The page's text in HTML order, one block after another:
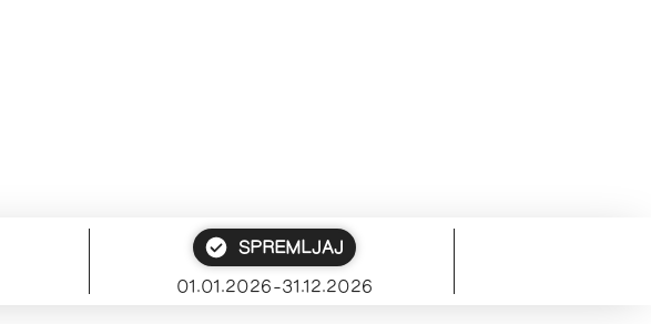
SPREMLJAJ
01.01.2026–31.12.2026